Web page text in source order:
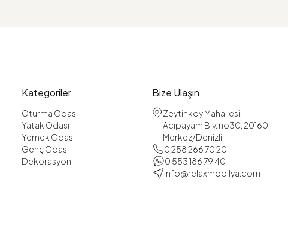
Kategoriler
Oturma Odası
Yatak Odası
Yemek Odası
Genç Odası
Dekorasyon
Bize Ulaşın
Zeytinköy Mahallesi,
Acıpayam Blv. no30, 20160
Merkez/Denizli
0 258 266 70 20
0 553 186 79 40
info@relaxmobilya.com